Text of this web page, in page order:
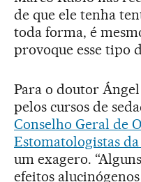
de que ele tenha
toda forma, é
provoque esse tipo
Para o doutor
pelos cursos de
Conselho Geral de
Estomatologistas
um exagero.
efeitos